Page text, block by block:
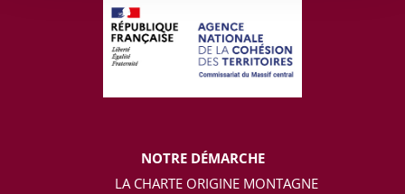
NOTRE DÉMARCHE
LA CHARTE ORIGINE MONTAGNE